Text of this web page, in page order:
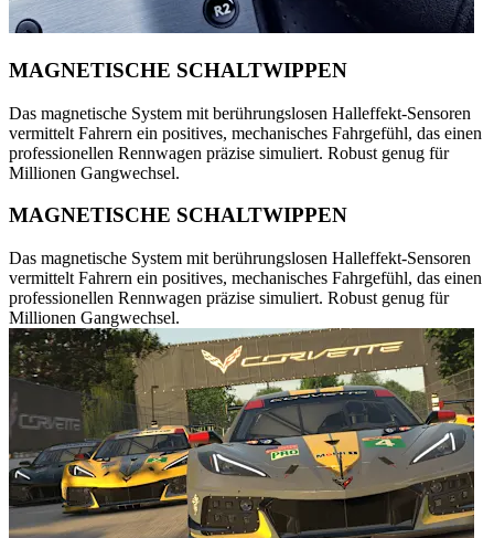
MAGNETISCHE SCHALTWIPPEN
Das magnetische System mit berührungslosen Halleffekt-Sensoren
vermittelt Fahrern ein positives, mechanisches Fahrgefühl, das einen
professionellen Rennwagen präzise simuliert. Robust genug für
Millionen Gangwechsel.
MAGNETISCHE SCHALTWIPPEN
Das magnetische System mit berührungslosen Halleffekt-Sensoren
vermittelt Fahrern ein positives, mechanisches Fahrgefühl, das einen
professionellen Rennwagen präzise simuliert. Robust genug für
Millionen Gangwechsel.